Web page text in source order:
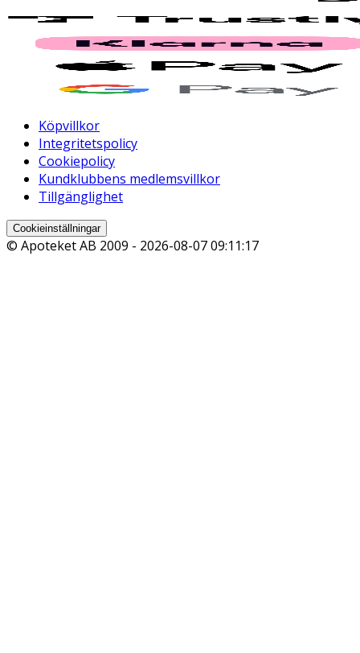
Köpvillkor
Integritetspolicy
Cookiepolicy
Kundklubbens medlemsvillkor
Tillgänglighet
Cookieinställningar
© Apoteket AB 2009 - 2026-08-07 09:11:17